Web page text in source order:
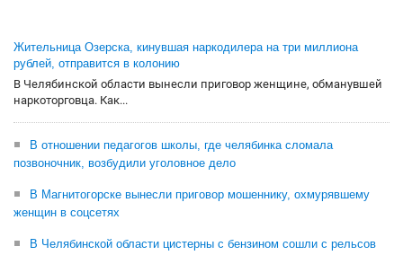
Жительница Озерска, кинувшая наркодилера на три миллиона
рублей, отправится в колонию
В Челябинской области вынесли приговор женщине, обманувшей
наркоторговца. Как...
В отношении педагогов школы, где челябинка сломала
позвоночник, возбудили уголовное дело
В Магнитогорске вынесли приговор мошеннику, охмурявшему
женщин в соцсетях
В Челябинской области цистерны с бензином сошли с рельсов